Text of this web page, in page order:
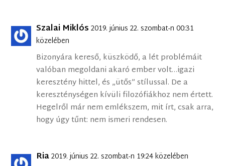
Szalai Miklós 2019. június 22. szombat-n 00:31
közelében
Bizonyára kereső, küszködő, a lét problémáit
valóban megoldani akaró ember volt…igazi
keresztény hittel, és „ütős” stílussal. De a
kereszténységen kívüli filozófiákhoz nem értett.
Hegelről már nem emlékszem, mit írt, csak arra,
hogy úgy tűnt: nem ismeri rendesen.
Ria2019. június 22. szombat-n 19:24 közelében